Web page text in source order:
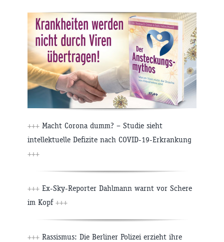
+++ Macht Corona dumm? – Studie sieht
intellektuelle Defizite nach COVID-19-Erkrankung
+++
+++ Ex-Sky-Reporter Dahlmann warnt vor Schere
im Kopf +++
+++ Rassismus: Die Berliner Polizei erzieht ihre